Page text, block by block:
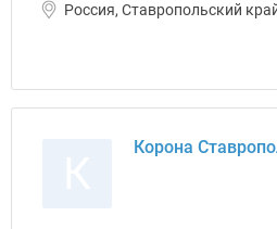
Россия, Ставропольский
Корона